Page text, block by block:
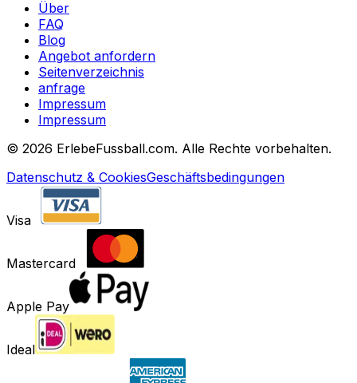
Über
FAQ
Blog
Angebot anfordern
Seitenverzeichnis
anfrage
Impressum
Impressum
© 2026 ErlebeFussball.com. Alle Rechte vorbehalten.
Datenschutz & CookiesGeschäftsbedingungen
Visa
Mastercard
Apple Pay
Ideal